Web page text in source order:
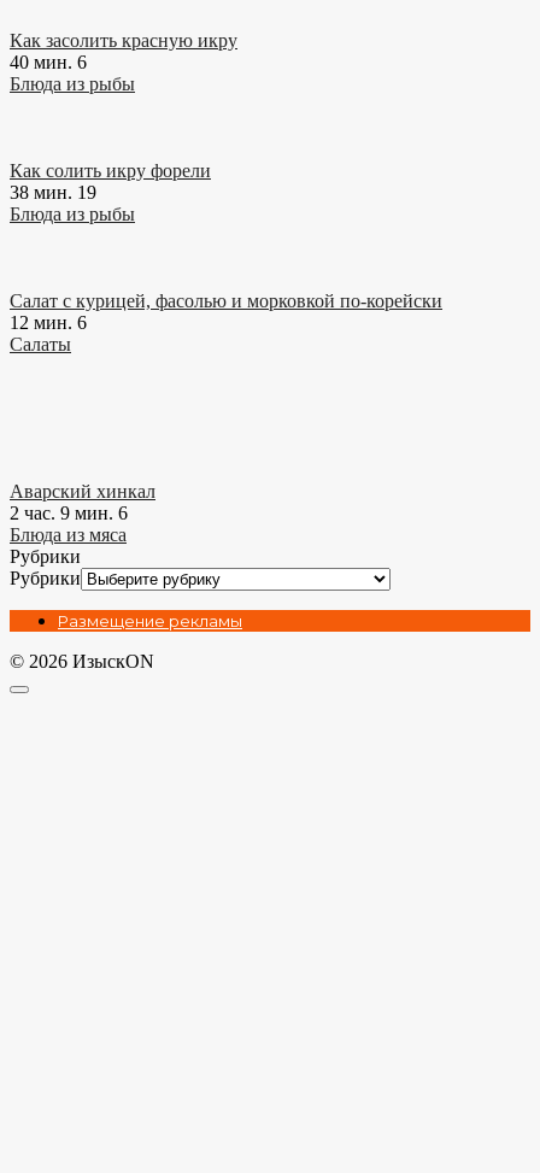
Как засолить красную икру
40 мин. 6
Блюда из рыбы
Как солить икру форели
38 мин. 19
Блюда из рыбы
Салат с курицей, фасолью и морковкой по-корейски
12 мин. 6
Салаты
Аварский хинкал
2 час. 9 мин. 6
Блюда из мяса
Рубрики
Рубрики
Размещение рекламы
© 2026 ИзыскON